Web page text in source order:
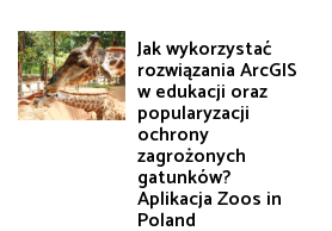
Jak wykorzystać
rozwiązania ArcGIS
w edukacji oraz
popularyzacji
ochrony
zagrożonych
gatunków?
Aplikacja Zoos in
Poland